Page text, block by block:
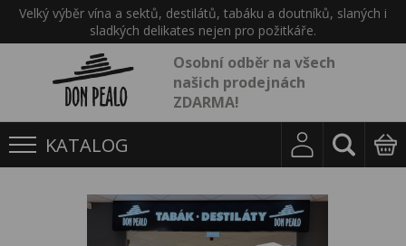
Velký výběr vína a sektů, destilátů, tabáku a doutníků, slaných i
sladkých delikates nejen pro požitkáře.
Osobní odběr na všech
našich prodejnách
ZDARMA!
KATALOG